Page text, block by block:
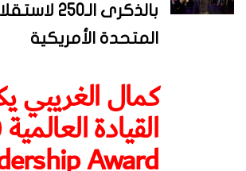
بالذكرى
المتحدة الأمريكية
كمال الغريبي